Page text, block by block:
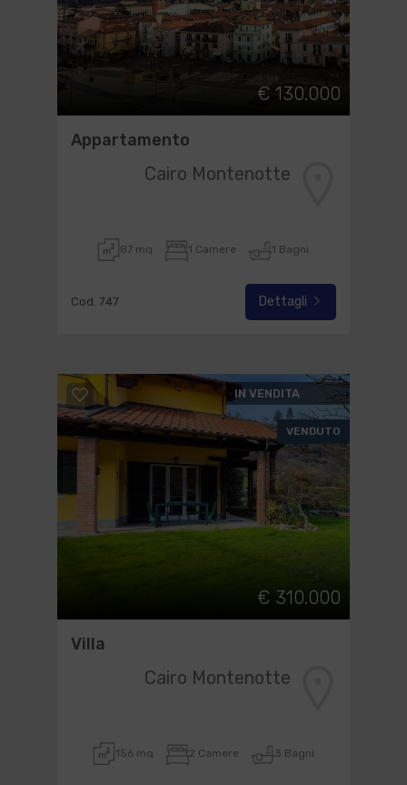
€ 130.000
Appartamento
Cairo Montenotte
87 mq 1 Camere 1 Bagni
Cod. 747 Dettagli
IN VENDITA
VENDUTO
€ 310.000
Villa
Cairo Montenotte
156 mq 2 Camere 3 Bagni